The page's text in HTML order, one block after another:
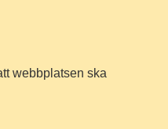
webbplatsen ska